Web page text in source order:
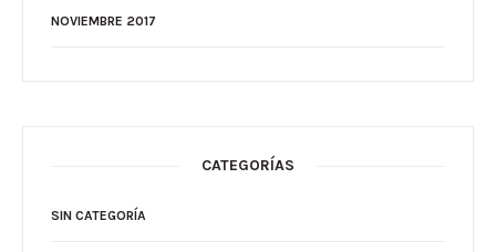
NOVIEMBRE 2017
CATEGORÍAS
SIN CATEGORÍA